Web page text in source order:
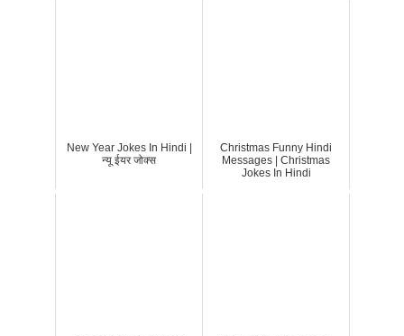
New Year Jokes In Hindi |
न्यू ईयर जोक्स
Christmas Funny Hindi
Messages | Christmas
Jokes In Hindi